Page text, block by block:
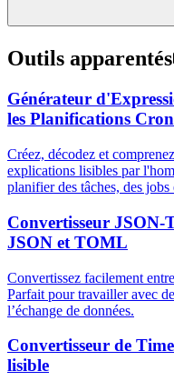
Outils apparentés
Générateur
les Planifications Cron
Créez, décodez et
explications lisibles par
planifier des tâches, des jobs
Convertisseur
JSON et TOML
Convertissez facilement
Parfait pour travailler avec
l’échange de données.
Convertisseur de
lisible